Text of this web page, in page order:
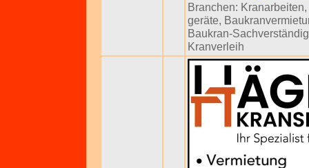
Branchen: Kranarbeiten,
geräte,
Baukran-
Kranverleih